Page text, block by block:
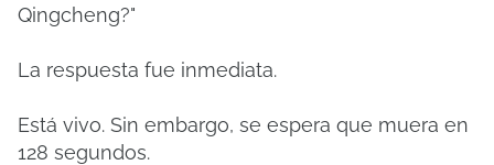
Qingcheng?"
La respuesta fue inmediata.
Está vivo. Sin embargo, se espera que muera en
128 segundos.